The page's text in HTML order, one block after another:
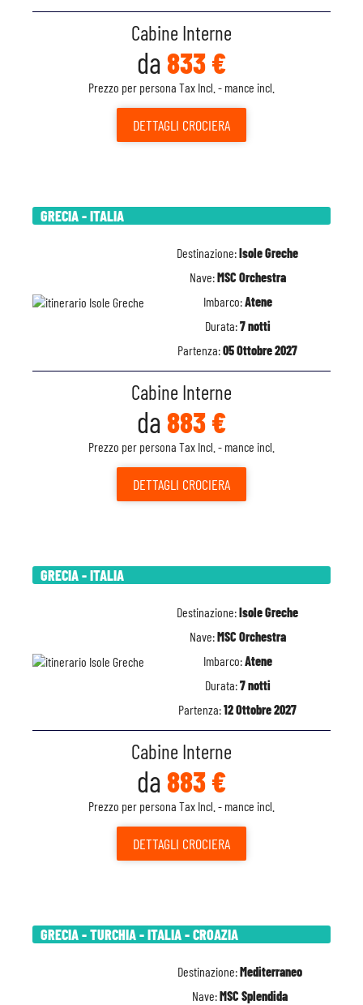
Cabine Interne
da 833 €
Prezzo per persona Tax Incl. - mance incl.
DETTAGLI CROCIERA
GRECIA - ITALIA
Destinazione:Isole Greche
Nave:MSC Orchestra
Imbarco:Atene
Durata:7 notti
Partenza:05 Ottobre 2027
Cabine Interne
da 883 €
Prezzo per persona Tax Incl. - mance incl.
DETTAGLI CROCIERA
GRECIA - ITALIA
Destinazione:Isole Greche
Nave:MSC Orchestra
Imbarco:Atene
Durata:7 notti
Partenza:12 Ottobre 2027
Cabine Interne
da 883 €
Prezzo per persona Tax Incl. - mance incl.
DETTAGLI CROCIERA
GRECIA - TURCHIA - ITALIA - CROAZIA
Destinazione:Mediterraneo
Nave:MSC Splendida